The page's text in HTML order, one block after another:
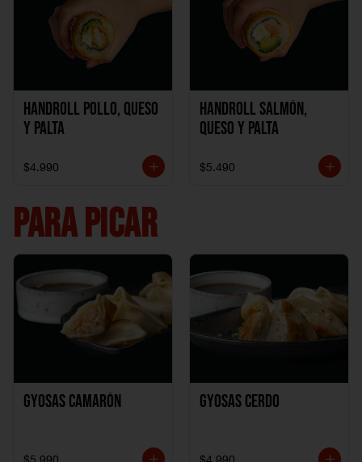
Handroll Pollo, Queso
y Palta
$4.990
Handroll Salmón,
Queso y Palta
$5.490
PARA PICAR
Gyosas Camarón Gyosas Cerdo